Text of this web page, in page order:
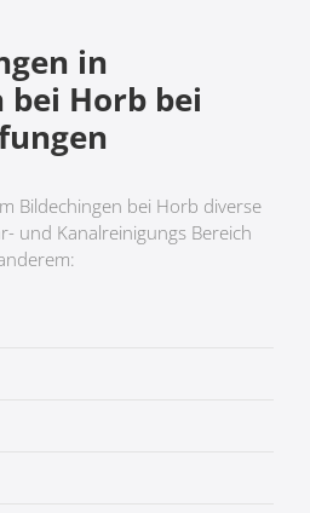
in
bei Horb bei
Bildechingen bei Horb diverse
und Kanalreinigungs Bereich